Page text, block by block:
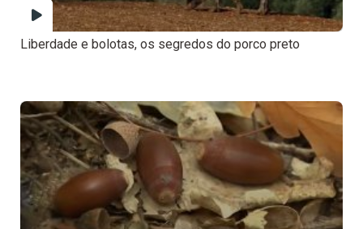
Liberdade e bolotas, os segredos do porco preto